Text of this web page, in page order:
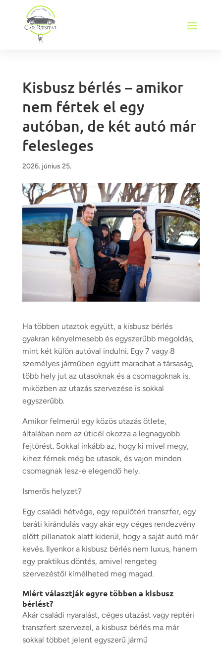
Kisbusz bérlés – amikor
nem fértek el egy
autóban, de két autó már
felesleges
2026. június 25.
Ha többen utaztok együtt, a kisbusz bérlés
gyakran kényelmesebb és egyszerűbb megoldás,
mint két külön autóval indulni. Egy 7 vagy 8
személyes járműben együtt maradhat a társaság,
több hely jut az utasoknak és a csomagoknak is,
miközben az utazás szervezése is sokkal
egyszerűbb.
Amikor felmerül egy közös utazás ötlete,
általában nem az úticél okozza a legnagyobb
fejtörést. Sokkal inkább az, hogy ki mivel megy,
kihez férnek még be utasok, és vajon minden
csomagnak lesz-e elegendő hely.
Ismerős helyzet?
Egy családi hétvége, egy repülőtéri transzfer, egy
baráti kirándulás vagy akár egy céges rendezvény
előtt pillanatok alatt kiderül, hogy a saját autó már
kevés. Ilyenkor a kisbusz bérlés nem luxus, hanem
egy praktikus döntés, amivel rengeteg
szervezéstől kímélheted meg magad.
Miért választják egyre többen a kisbusz
bérlést?
Akár családi nyaralást, céges utazást vagy reptéri
transzfert szervezel, a kisbusz bérlés ma már
sokkal többet jelent egyszerű jármű